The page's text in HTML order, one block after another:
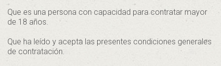
Que es una persona con capacidad para contratar mayor
de 18 años.
Que ha leído y acepta las presentes condiciones generales
de contratación.